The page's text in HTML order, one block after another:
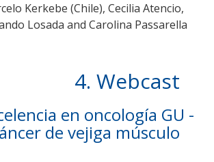
Kerkebe (Chile), Cecilia Atencio,
Losada and Carolina Passarella
4. Webcast
en oncología GU -
de vejiga músculo